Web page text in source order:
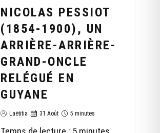
NICOLAS PESSIOT
(1854-1900), UN
ARRIÈRE-ARRIÈRE-
GRAND-ONCLE
RELÉGUÉ EN
GUYANE
Laëtitia 31 Août 5 minutes